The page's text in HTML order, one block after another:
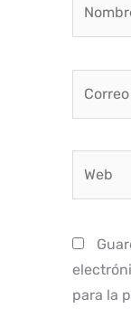
para la